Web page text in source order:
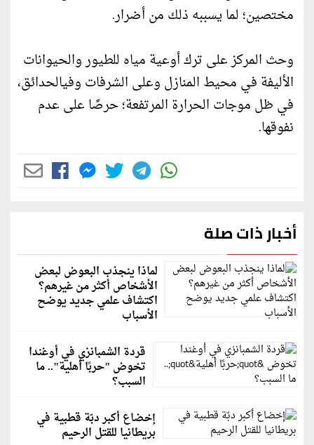
مختصين؛ لما يسببه ذلك من أضرار.
وحث المركز على ترك أوعية مياه للطيور والحيوانات
الأليفة في محيط المنازل وعلى الشرفات وفيالحدائق،
في ظل موجات الحرارة المرتفعة؛ حرصًا على عدم
نفوقها.
أخبار ذات صلة
لماذا ينجذب البعوض لبعض
الأشخاص أكثر من غيرهم؟
اكتشاف علمي جديد يوضح
الأسباب
قردة الشمبانزي في أوغندا
تخوض "حربًا أهلية".. ما
السبب؟
إخضاع أكبر دبّة قطبية في
بريطانيا للقتل الرحيم